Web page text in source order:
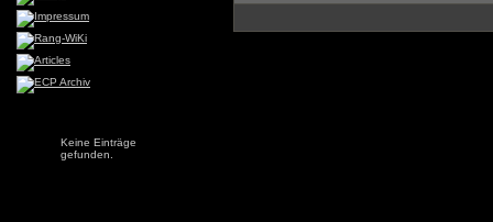
Keine Einträge
gefunden.